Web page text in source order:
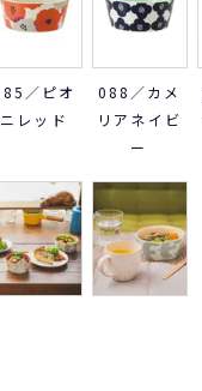
／ピオ
ニレッド
088／カメ
リアネイビ
ー